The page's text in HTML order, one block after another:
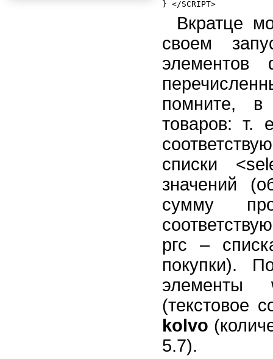
Вкратце
своем
помните, в
товаров: т.
списки
значений
сумму
ргс –
покупки).
(текстовое
kolvo
5.7).